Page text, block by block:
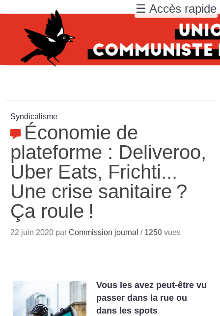
Syndicalisme
Économie de
plateforme : Deliveroo,
Uber Eats, Frichti...
Une crise sanitaire ?
Ça roule !
22 juin 2020 parCommission journal / 1250 vues
Vous les avez peut-être vu
passer dans la rue ou
dans les spots
☰ Accès rapide